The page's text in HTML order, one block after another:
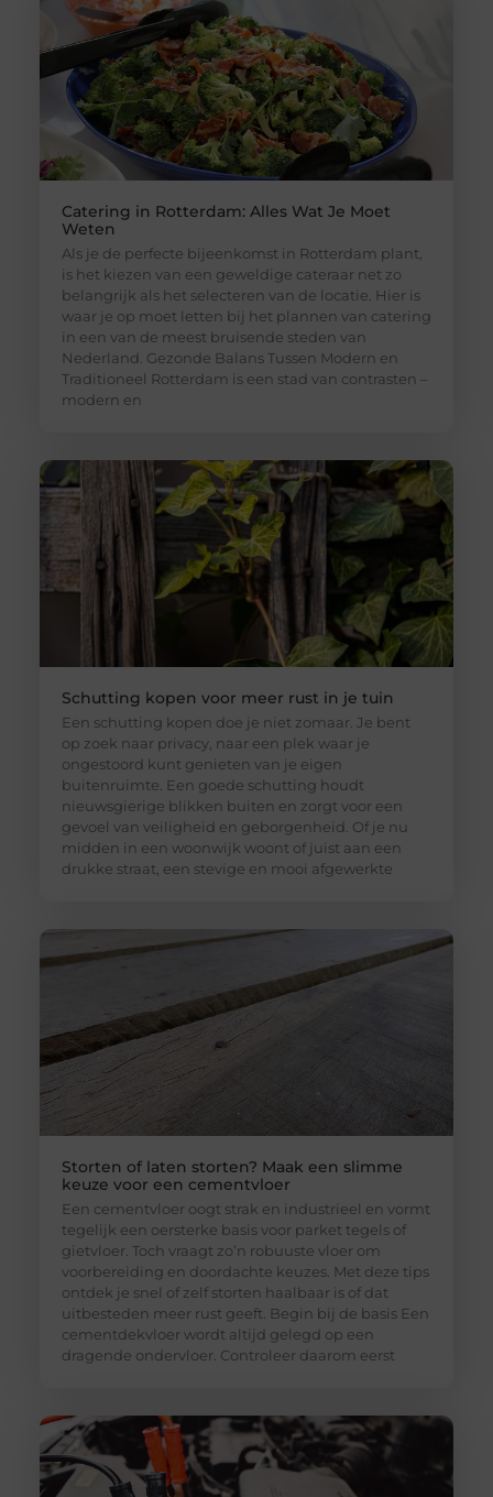
Catering in Rotterdam: Alles Wat Je Moet
Weten
Als je de perfecte bijeenkomst in Rotterdam plant,
is het kiezen van een geweldige cateraar net zo
belangrijk als het selecteren van de locatie. Hier is
waar je op moet letten bij het plannen van catering
in een van de meest bruisende steden van
Nederland. Gezonde Balans Tussen Modern en
Traditioneel Rotterdam is een stad van contrasten –
modern en
Schutting kopen voor meer rust in je tuin
Een schutting kopen doe je niet zomaar. Je bent
op zoek naar privacy, naar een plek waar je
ongestoord kunt genieten van je eigen
buitenruimte. Een goede schutting houdt
nieuwsgierige blikken buiten en zorgt voor een
gevoel van veiligheid en geborgenheid. Of je nu
midden in een woonwijk woont of juist aan een
drukke straat, een stevige en mooi afgewerkte
Storten of laten storten? Maak een slimme
keuze voor een cementvloer
Een cementvloer oogt strak en industrieel en vormt
tegelijk een oersterke basis voor parket tegels of
gietvloer. Toch vraagt zo’n robuuste vloer om
voorbereiding en doordachte keuzes. Met deze tips
ontdek je snel of zelf storten haalbaar is of dat
uitbesteden meer rust geeft. Begin bij de basis Een
cementdekvloer wordt altijd gelegd op een
dragende ondervloer. Controleer daarom eerst